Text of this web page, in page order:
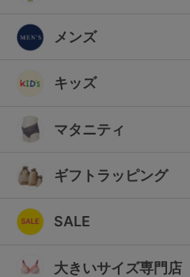
メンズ
キッズ
マタニティ
ギフトラッピング
SALE
大きいサイズ専門店